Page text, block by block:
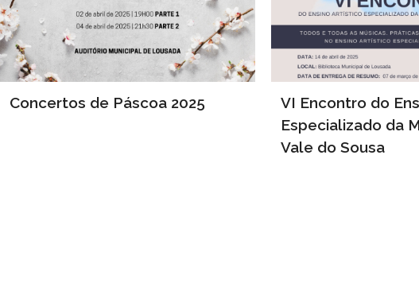
Concertos de Páscoa 2025
VI Encontro do
Especializado da
Vale do Sousa